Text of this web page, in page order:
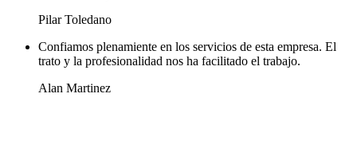
Pilar Toledano
Confiamos plenamiente en los servicios de esta empresa. El
trato y la profesionalidad nos ha facilitado el trabajo.
Alan Martinez